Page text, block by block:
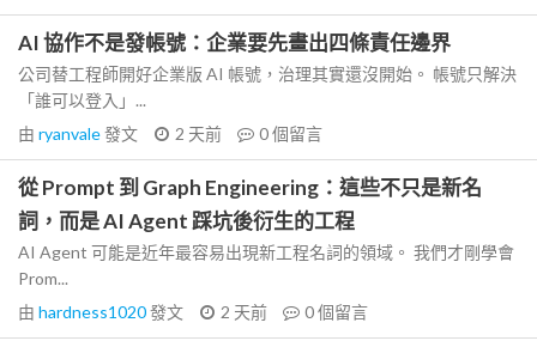
AI 協作不是發帳號：企業要先畫出四條責任邊界
公司替工程師開好企業版 AI 帳號，治理其實還沒開始。 帳號只解決
「誰可以登入」...
由 ryanvale發文 2 天前 0個留言
從 Prompt 到 Graph Engineering：這些不只是新名
詞，而是 AI Agent 踩坑後衍生的工程
AI Agent 可能是近年最容易出現新工程名詞的領域。 我們才剛學會
Prom...
由 hardness1020發文 2 天前 0個留言